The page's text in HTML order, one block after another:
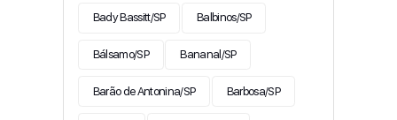
Bady Bassitt/SP Balbinos/SP
Bálsamo/SP Bananal/SP
Barão de Antonina/SP Barbosa/SP